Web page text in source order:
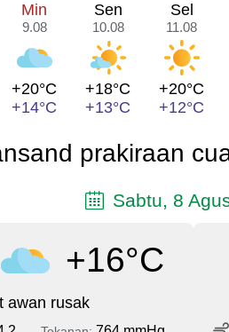
Min
9.08
+20°C
+14°C
Sen
10.08
+18°C
+13°C
Sel
11.08
+20°C
+12°C
prakiraan
Sabtu, 8
+16°C
awan rusak